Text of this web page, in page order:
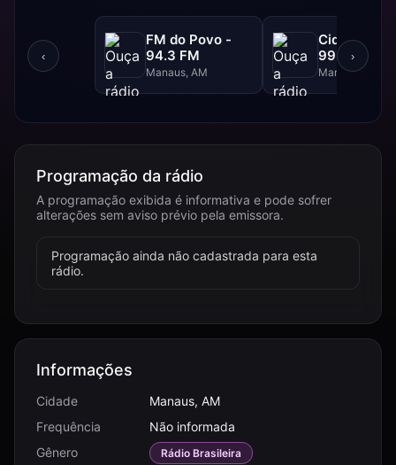
‹
FM do Povo -
94.3 FM
Manaus, AM
Cidade FM -
99.3 FM
Manaus, AM
›
Programação da rádio
A programação exibida é informativa e pode sofrer
alterações sem aviso prévio pela emissora.
Programação ainda não cadastrada para esta
rádio.
Informações
Cidade
Manaus, AM
Frequência
Não informada
Gênero
Rádio Brasileira